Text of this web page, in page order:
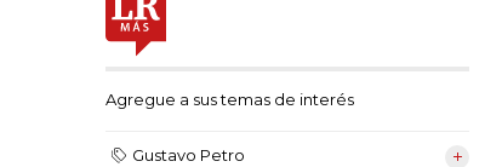
Agregue a sus temas de interés
Gustavo Petro